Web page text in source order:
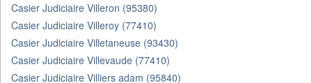
Casier Judiciaire Villeron (95380)
Casier Judiciaire Villeroy (77410)
Casier Judiciaire Villetaneuse (93430)
Casier Judiciaire Villevaude (77410)
Casier Judiciaire Villiers adam (95840)